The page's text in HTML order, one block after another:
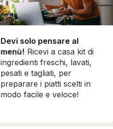
Devi solo pensare al
menù! Ricevi a casa kit di
ingredienti freschi, lavati,
pesati e tagliati, per
preparare i piatti scelti in
modo facile e veloce!